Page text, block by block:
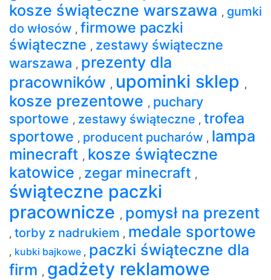
kosze świąteczne warszawa , gumki
do włosów , firmowe paczki
świąteczne , zestawy świąteczne
warszawa , prezenty dla
pracowników , upominki sklep ,
kosze prezentowe , puchary
sportowe , zestawy świąteczne , trofea
sportowe , producent pucharów , lampa
minecraft , kosze świąteczne
katowice , zegar minecraft ,
świąteczne paczki
pracownicze , pomysł na prezent
, torby z nadrukiem , medale sportowe
, kubki bajkowe , paczki świąteczne dla
firm , gadżety reklamowe